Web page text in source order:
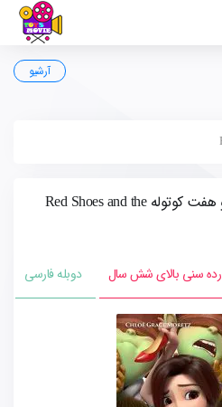
آرشیو
دانلود انیمیشن کفش قرمزی و هفت کوتوله Red Shoes and the
رده سنی بالای شش سال دوبله فارسی